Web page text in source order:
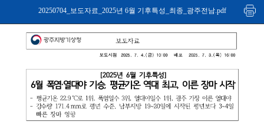
20250704_보도자료_2025년 6월 기후특성_최종_광주전남.pdf